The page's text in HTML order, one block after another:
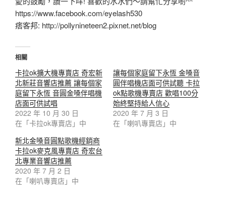
https://www.facebook.com/eyelash530
痞客邦: http://pollynineteen2.pixnet.net/blog
相關
卡拉ok擴大機專賣店 奇宏新
北新莊音響店推薦 讓每個家
庭留下永恆 音圓金嗓伴唱機
店面可供試唱
2022 年 10 月 30 日
在「卡拉ok專賣店」中
讓每個家庭留下永恆 金嗓音
圓伴唱機店面可供試聽 卡拉
ok點歌機專賣店 歡唱100分
始終堅持給人信心
2020 年 7 月 3 日
在「喇叭專賣店」中
新北金嗓音圓點歌機經銷商
卡拉ok麥克風專賣店 奇宏台
北專業音響店推薦
2020 年 7 月 2 日
在「喇叭專賣店」中